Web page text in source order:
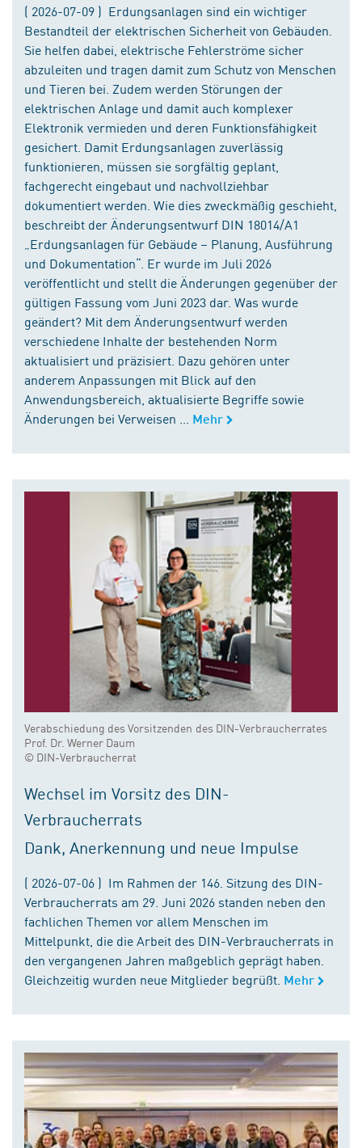
( 2026-07-09 ) Erdungsanlagen sind ein wichtiger
Bestandteil der elektrischen Sicherheit von Gebäuden.
Sie helfen dabei, elektrische Fehlerströme sicher
abzuleiten und tragen damit zum Schutz von Menschen
und Tieren bei. Zudem werden Störungen der
elektrischen Anlage und damit auch komplexer
Elektronik vermieden und deren Funktionsfähigkeit
gesichert. Damit Erdungsanlagen zuverlässig
funktionieren, müssen sie sorgfältig geplant,
fachgerecht eingebaut und nachvollziehbar
dokumentiert werden. Wie dies zweckmäßig geschieht,
beschreibt der Änderungsentwurf DIN 18014/A1
„Erdungsanlagen für Gebäude – Planung, Ausführung
und Dokumentation“. Er wurde im Juli 2026
veröffentlicht und stellt die Änderungen gegenüber der
gültigen Fassung vom Juni 2023 dar. Was wurde
geändert? Mit dem Änderungsentwurf werden
verschiedene Inhalte der bestehenden Norm
aktualisiert und präzisiert. Dazu gehören unter
anderem Anpassungen mit Blick auf den
Anwendungsbereich, aktualisierte Begriffe sowie
Änderungen bei Verweisen ...
Mehr
Verabschiedung des Vorsitzenden des DIN-Verbraucherrates
Prof. Dr. Werner Daum
© DIN-Verbraucherrat
Wechsel im Vorsitz des DIN-
Verbraucherrats
Dank, Anerkennung und neue Impulse
( 2026-07-06 ) Im Rahmen der 146. Sitzung des DIN-
Verbraucherrats am 29. Juni 2026 standen neben den
fachlichen Themen vor allem Menschen im
Mittelpunkt, die die Arbeit des DIN-Verbraucherrats in
den vergangenen Jahren maßgeblich geprägt haben.
Gleichzeitig wurden neue Mitglieder begrüßt. Mehr